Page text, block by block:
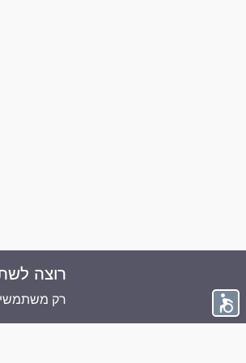
רוצה
רק © 2026 ממוריז פלוס - כל הזכויות שמורות